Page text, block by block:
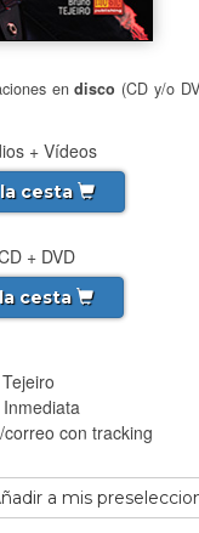
endisco (CD y/o
+ Vídeos
cesta
+ DVD
cesta
Inmediata
con tracking
a mis